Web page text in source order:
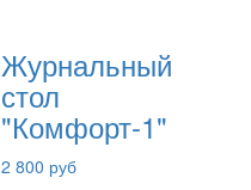
Журнальный
стол
"Комфорт-1"
2 800 руб